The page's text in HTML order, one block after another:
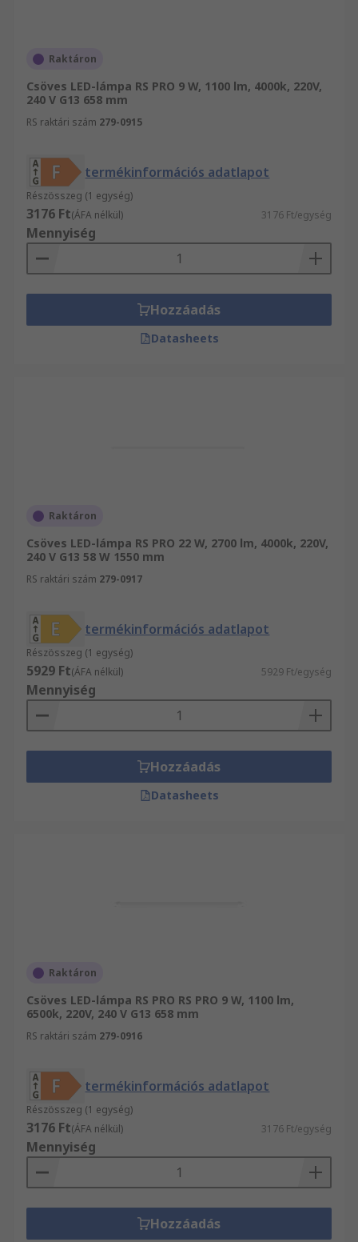
Raktáron
Csöves LED-lámpa RS PRO 9 W, 1100 lm, 4000k, 220V,
240 V G13 658 mm
RS raktári szám 279-0915
termékinformációs adatlapot
Részösszeg (1 egység)
3176 Ft(ÁFA nélkül) 3176 Ft/egység
Mennyiség
Hozzáadás
Datasheets
Raktáron
Csöves LED-lámpa RS PRO 22 W, 2700 lm, 4000k, 220V,
240 V G13 58 W 1550 mm
RS raktári szám 279-0917
termékinformációs adatlapot
Részösszeg (1 egység)
5929 Ft(ÁFA nélkül) 5929 Ft/egység
Mennyiség
Hozzáadás
Datasheets
Raktáron
Csöves LED-lámpa RS PRO RS PRO 9 W, 1100 lm,
6500k, 220V, 240 V G13 658 mm
RS raktári szám 279-0916
termékinformációs adatlapot
Részösszeg (1 egység)
3176 Ft(ÁFA nélkül) 3176 Ft/egység
Mennyiség
Hozzáadás